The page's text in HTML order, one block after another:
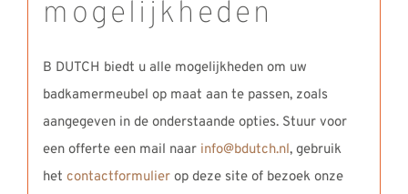
mogelijkheden
B DUTCH biedt u alle mogelijkheden om uw
badkamermeubel op maat aan te passen, zoals
aangegeven in de onderstaande opties. Stuur voor
een offerte een mail naar info@bdutch.nl, gebruik
het contactformulierop deze site of bezoek onze